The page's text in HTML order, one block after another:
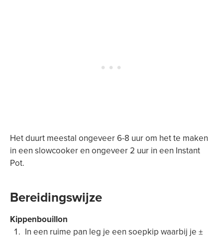
Het duurt meestal ongeveer 6-8 uur om het te maken
in een slowcooker en ongeveer 2 uur in een Instant
Pot.
Bereidingswijze
Kippenbouillon
In een ruime pan leg je een soepkip waarbij je ±